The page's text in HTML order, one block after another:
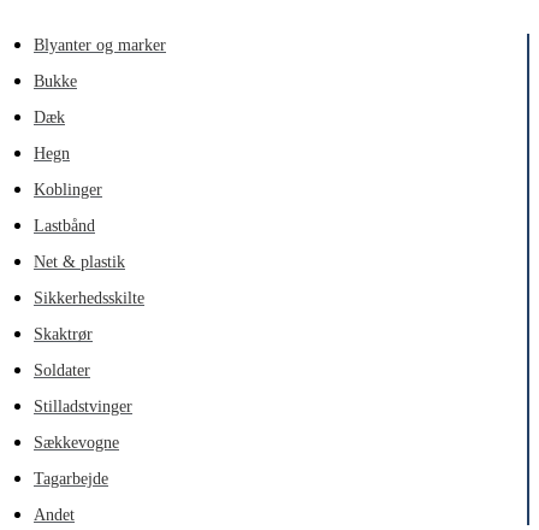
Blyanter og marker
Bukke
Dæk
Hegn
Koblinger
Lastbånd
Net & plastik
Sikkerhedsskilte
Skaktrør
Soldater
Stilladstvinger
Sækkevogne
Tagarbejde
Andet